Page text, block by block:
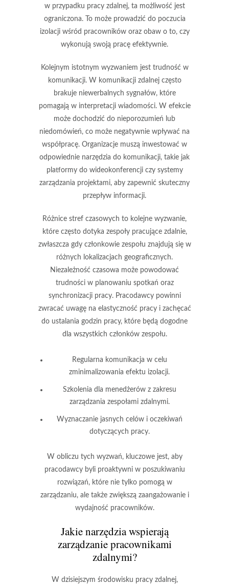
w przypadku pracy zdalnej, ta możliwość jest
ograniczona. To może prowadzić do poczucia
izolacji wśród pracowników oraz obaw o to, czy
wykonują swoją pracę efektywnie.
Kolejnym istotnym wyzwaniem jest trudność w
komunikacji. W komunikacji zdalnej często
brakuje niewerbalnych sygnałów, które
pomagają w interpretacji wiadomości. W efekcie
może dochodzić do nieporozumień lub
niedomówień, co może negatywnie wpływać na
współpracę. Organizacje muszą inwestować w
odpowiednie narzędzia do komunikacji, takie jak
platformy do wideokonferencji czy systemy
zarządzania projektami, aby zapewnić skuteczny
przepływ informacji.
Różnice stref czasowych to kolejne wyzwanie,
które często dotyka zespoły pracujące zdalnie,
zwłaszcza gdy członkowie zespołu znajdują się w
różnych lokalizacjach geograficznych.
Niezależność czasowa może powodować
trudności w planowaniu spotkań oraz
synchronizacji pracy. Pracodawcy powinni
zwracać uwagę na elastyczność pracy i zachęcać
do ustalania godzin pracy, które będą dogodne
dla wszystkich członków zespołu.
Regularna komunikacja w celu
zminimalizowania efektu izolacji.
Szkolenia dla menedżerów z zakresu
zarządzania zespołami zdalnymi.
Wyznaczanie jasnych celów i oczekiwań
dotyczących pracy.
W obliczu tych wyzwań, kluczowe jest, aby
pracodawcy byli proaktywni w poszukiwaniu
rozwiązań, które nie tylko pomogą w
zarządzaniu, ale także zwiększą zaangażowanie i
wydajność pracowników.
Jakie narzędzia wspierają
zarządzanie pracownikami
zdalnymi?
W dzisiejszym środowisku pracy zdalnej,